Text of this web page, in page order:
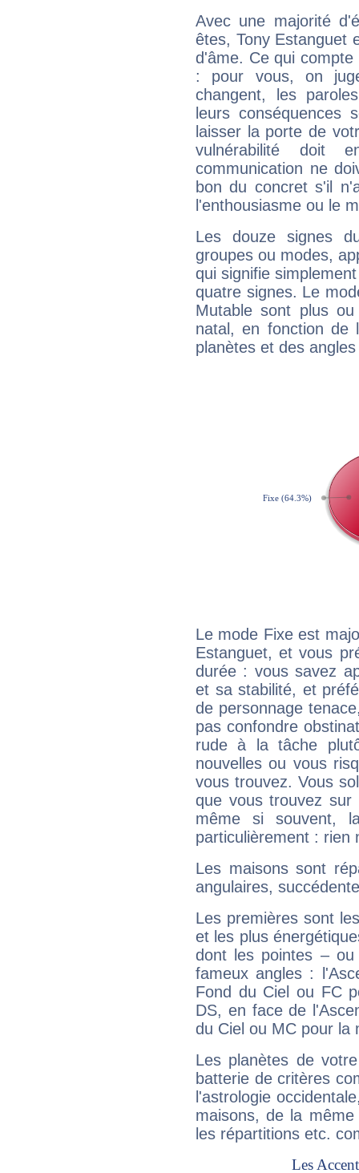
Avec une majorité
êtes, Tony Estanguet
d'âme. Ce qui
: pour vous, on
changent, les
leurs conséquences
laisser la porte de
vulnérabilité doit
communication ne
bon du concret s'il
l'enthousiasme ou le
Les douze signes
groupes ou modes,
qui signifie
quatre signes. Le
Mutable sont plus
natal, en fonction de
planètes et des
Le mode Fixe est
Estanguet, et vous
durée : vous savez
et sa stabilité, et
de personnage
pas confondre
rude à la tâche
nouvelles ou vous
vous trouvez. Vous
que vous trouvez
même si souvent,
particulièrement : rien
Les maisons sont
angulaires,
Les premières sont
et les plus
dont les pointes –
fameux angles :
Fond du Ciel ou FC
DS, en face de
du Ciel ou MC pour la
Les planètes de
batterie de critères
l'astrologie
maisons, de la
les répartitions etc.